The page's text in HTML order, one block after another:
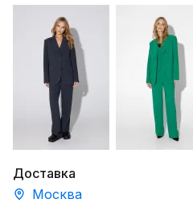
Доставка
Москва